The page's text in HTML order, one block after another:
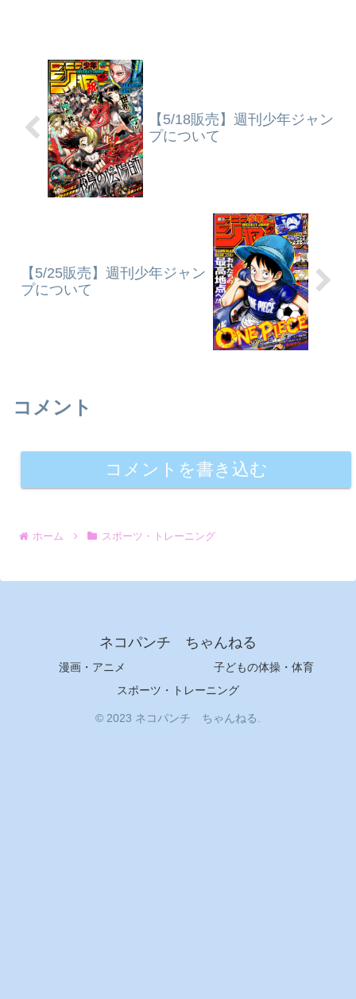
【5/18販売】週刊少年ジャン
プについて
【5/25販売】週刊少年ジャン
プについて
コメント
コメントを書き込む
ホーム スポーツ・トレーニング
ネコパンチ ちゃんねる
漫画・アニメ
子どもの体操・体育
スポーツ・トレーニング
© 2023 ネコパンチ ちゃんねる.